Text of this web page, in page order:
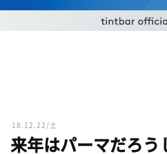
18.12.22/土
来年はパーマだろう